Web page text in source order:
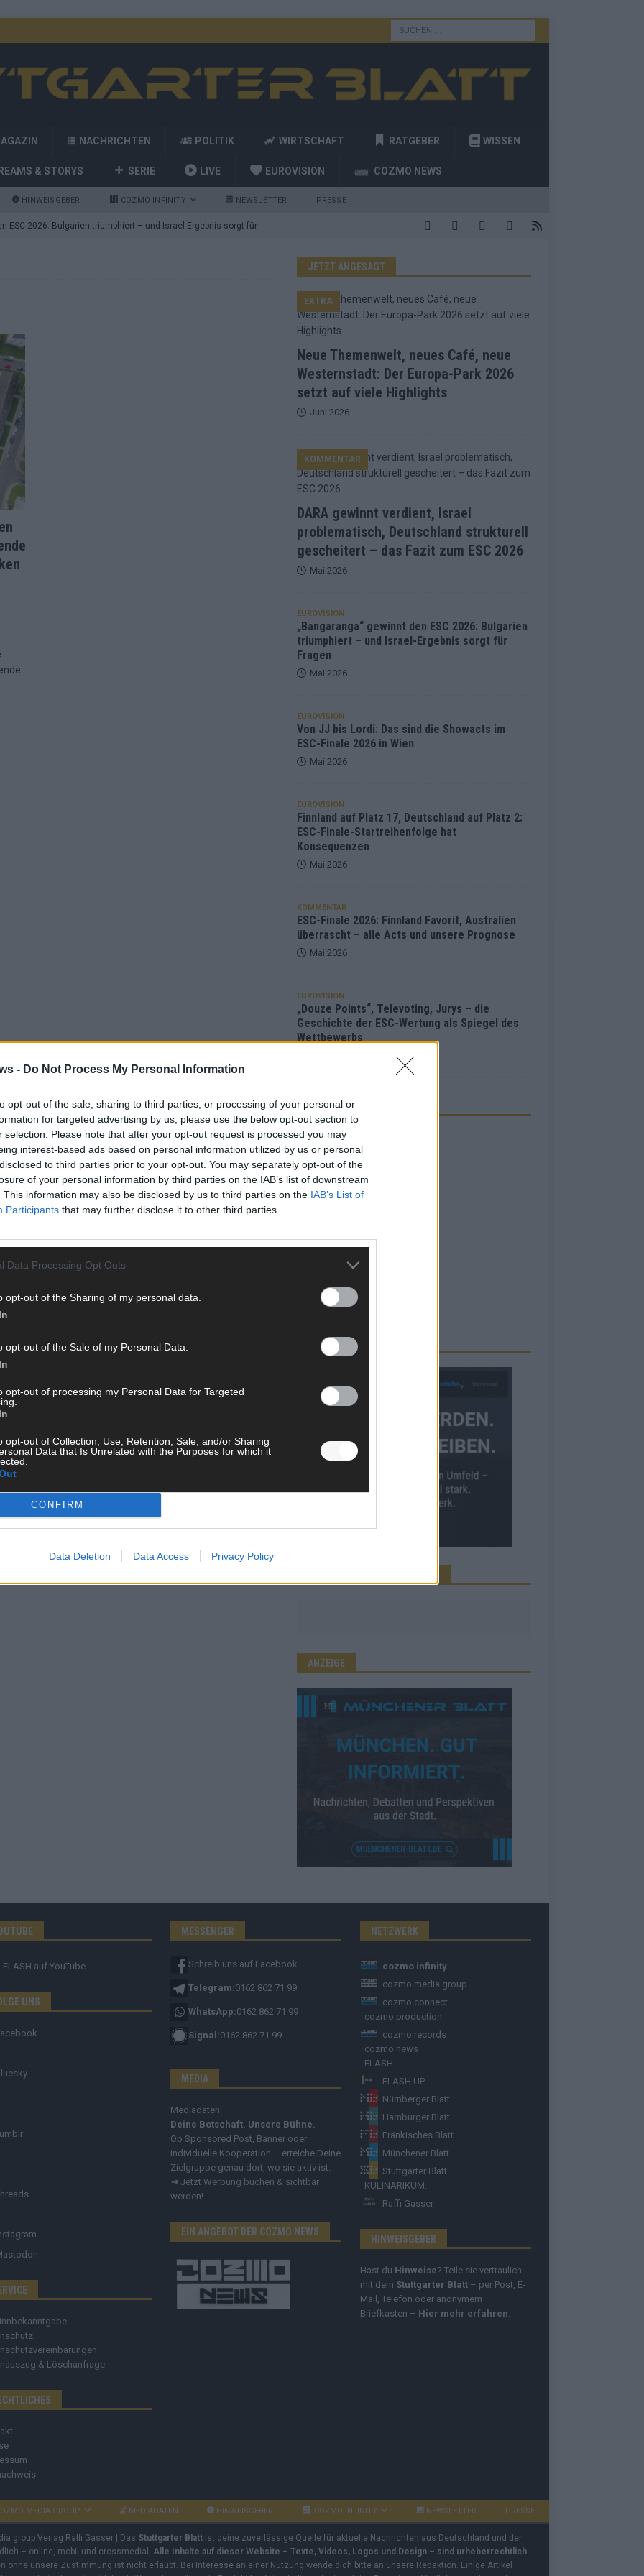
- Do Not Process My Personal Information
opt-out of the sale, sharing to third parties, or processing of your personal or
for targeted advertising by us, please use the below opt-out section to
selection. Please note that after your opt-out request is processed you may
interest-based ads based on personal information utilized by us or personal
to third parties prior to your opt-out. You may separately opt-out of the
of your personal information by third parties on the IAB’s list of downstream
This information may also be disclosed by us to third parties on the IAB’s List of
Participants that may further disclose it to other third parties.
Data Processing Opt Outs
opt-out of the Sharing of my personal data.
opt-out of the Sale of my Personal Data.
opt-out of processing my Personal Data for Targeted
opt-out of Collection, Use, Retention, Sale, and/or Sharing
Data that Is Unrelated with the Purposes for which it
CONFIRM
Data Deletion Data Access Privacy Policy
NACHRICHTEN POLITIK WIRTSCHAFT RATGEBER WISSEN
& STORYS SERIE LIVE EUROVISION COZMO NEWS
HINWEISGEBER COZMO INFINITY NEWSLETTER PRESSE
ESC 2026: Bulgarien triumphiert – und Israel-Ergebnis sorgt für
Showacts im ESC-Finale 2026 in Wien
Favorit, Australien überrascht – alle Acts und unsere Prognose
Jurys – die Geschichte der ESC-Wertung als Spiegel des
vier Big-Four-Länder, ein Gastgeber – alle Acts im
Walzer zu kurz, Moderation zu provinziell – das Fazit zum
2: Dänemark vorne, Aserbaidschan chancenlos – Zypern
Café, neue Westernstadt: Der Europa-Park 2026 setzt auf viele
problematisch, Deutschland strukturell gescheitert – das
JETZT ANGESAGT
Neue Themenwelt, neues Café, neue
Westernstadt: Der Europa-Park 2026
setzt auf viele Highlights
EXTRA
Juni 2026
DARA gewinnt verdient, Israel
problematisch, Deutschland strukturell
gescheitert – das Fazit zum ESC 2026
KOMMENTAR
Mai 2026
EUROVISION
„Bangaranga“ gewinnt den ESC 2026: Bulgarien
triumphiert – und Israel-Ergebnis sorgt für
Fragen
Mai 2026
EUROVISION
Von JJ bis Lordi: Das sind die Showacts im
ESC-Finale 2026 in Wien
Mai 2026
EUROVISION
Finnland auf Platz 17, Deutschland auf Platz 2:
ESC-Finale-Startreihenfolge hat
Konsequenzen
Mai 2026
KOMMENTAR
ESC-Finale 2026: Finnland Favorit, Australien
überrascht – alle Acts und unsere Prognose
Mai 2026
EUROVISION
„Douze Points“, Televoting, Jurys – die
Geschichte der ESC-Wertung als Spiegel des
Wettbewerbs
ANZEIGE
WERBE BEI UNS!
ANZEIGE
FLASH auf YouTube
UNS
& Löschanfrage
MESSENGER
Schreib uns auf Facebook
Telegram:0162 862 71 99
WhatsApp:0162 862 71 99
Signal:0162 862 71 99
MEDIA
Mediadaten
Deine Botschaft. Unsere Bühne.
Ob Sponsored Post, Banner oder
individuelle Kooperation – erreiche Deine
Zielgruppe genau dort, wo sie aktiv ist.
➔ Jetzt Werbung buchen & sichtbar
werden!
EIN ANGEBOT DER COZMO NEWS
NETZWERK
cozmo infinity
cozmo media group
cozmo connect
cozmo production
cozmo records
cozmo news
FLASH
FLASH UP
Nürnberger Blatt
Hamburger Blatt
Fränkisches Blatt
Münchener Blatt
Stuttgarter Blatt
KULINARIKUM.
Raffi Gasser
HINWEISGEBER
Hast du Hinweise? Teile sie vertraulich
mit dem Stuttgarter Blatt – per Post, E-
Mail, Telefon oder anonymem
Briefkasten – Hier mehr erfahren
MEDIA GROUP MEDIADATEN HINWEISGEBER COZMO INFINITY NEWSLETTER PRESSE
group Verlag Raffi Gasser | Das Stuttgarter Blatt ist deine zuverlässige Quelle für aktuelle Nachrichten aus Deutschland und der
– online, mobil und crossmedial. Alle Inhalte auf dieser Website – Texte, Videos, Logos und Design – sind urheberrechtlich
ohne unsere Zustimmung ist nicht erlaubt. Bei Interesse an einer Nutzung wende dich bitte an unsere Redaktion. Einige Artikel